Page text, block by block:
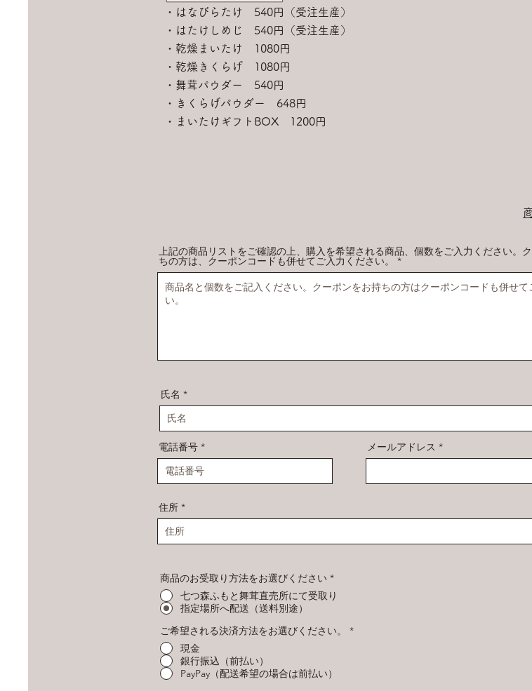
・はなびらたけ 540円（受注生産）
​・はたけしめじ 540円（受注生産）
・乾燥まいたけ 1080円
​・乾燥きくらげ 1080円
・舞茸パウダー 540円
・きくらげパウダー 648円
・
​まいたけギフトBOX 1200円
上記の商品リストをご確認の上、購入を希望される商品、個数をご入力ください。
ちの方は、クーポンコードも併せてご入力ください。
氏名
電話番号 メールアドレス
住所
商品のお受取り方法をお選びください *
七つ森ふもと舞茸直売所にて受取り
指定場所へ配送（送料別途）
ご希望される決済方法をお選びください。
*
現金
銀行振込（前払い）
PayPay（配送希望の場合は前払い）